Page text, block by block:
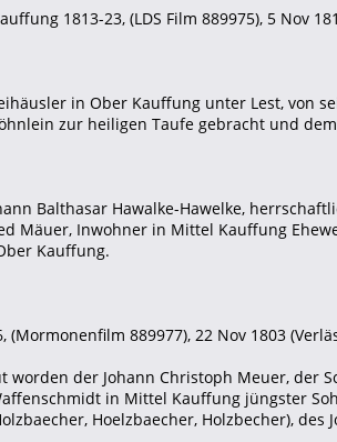
1813-23, (LDS Film 889975), 5 Nov
in Ober Kauffung unter Lest, von
zur heiligen Taufe gebracht und
Balthasar Hawalke-Hawelke,
Mäuer, Inwohner in Mittel Kauffung
Kauffung.
(Mormonenfilm 889977), 22 Nov 1803
der Johann Christoph Meuer, der
in Mittel Kauffung jüngster
Hoelzbaecher, Holzbecher),